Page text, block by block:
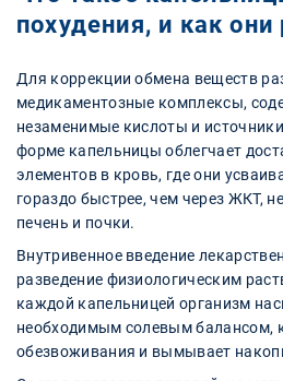
похудения, и как
Для коррекции обмена веществ
медикаментозные комплексы,
незаменимые кислоты и
форме капельницы облегчает
элементов в кровь, где они
гораздо быстрее, чем через ЖКТ,
печень и почки.
Внутривенное введение
разведение физиологическим
каждой капельницей организм
необходимым солевым балансом,
обезвоживания и вымывает